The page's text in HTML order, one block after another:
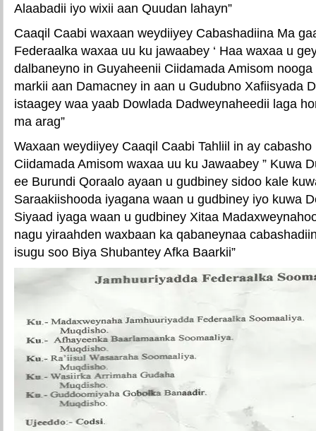
Alaabadii iyo wixii aan Quudan lahayn”
Caaqil Caabi waxaan weydiiyey Cabashadiina Ma
Federaalka waxaa uu ku jawaabey ‘ Haa waxaa u
dalbaneyno in Guyaheenii Ciidamada Amisom
markii aan Damacney in aan u Gudubno Xafiisyada
istaagey waa yaab Dowlada Dadweynaheedii laga
ma arag”
Waxaan weydiiyey Caaqil Caabi Tahliil in ay
Ciidamada Amisom waxaa uu ku Jawaabey ” Kuwa
ee Burundi Qoraalo ayaan u gudbiney sidoo kale
Saraakiishooda iyagana waan u gudbiney iyo kuwa
Siyaad iyaga waan u gudbiney Xitaa
nagu yiraahden waxbaan ka qabaneynaa
isugu soo Biya Shubantey Afka Baarkii”